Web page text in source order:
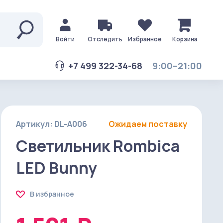
Войти Отследить Избранное Корзина
+7 499 322-34-68 9:00–21:00
В избранное
Артикул: DL-A006
Светильник Rombica
LED Bunny
Ожидаем поставку